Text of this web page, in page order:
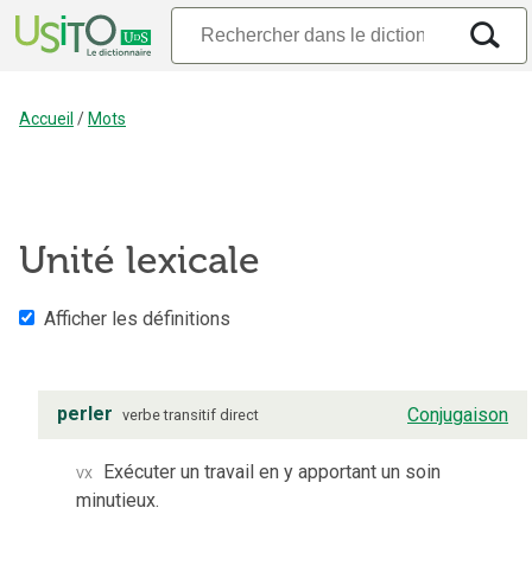
Accueil / Mots
Unité lexicale
Afficher les définitions
perler verbe transitif direct Conjugaison
vx Exécuter un travail en y apportant un soin
minutieux.